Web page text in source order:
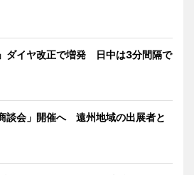
ダイヤ改正で増発 日中は3分間隔で
談会」開催へ 遠州地域の出展者と